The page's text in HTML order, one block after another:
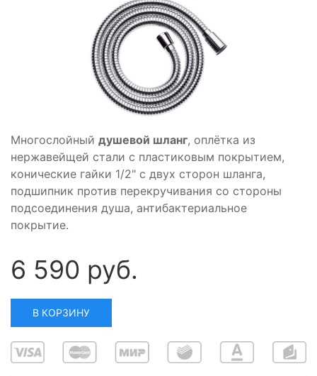
Многослойный душевой шланг, оплётка из
нержавейщей стали с пластиковым покрытием,
конические гайки 1/2" с двух сторон шланга,
подшипник против перекручивания со стороны
подсоединения душа, антибактериальное
покрытие.
6 590 руб.
В КОРЗИНУ